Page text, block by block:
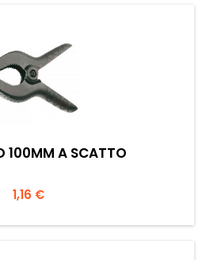
100MM A SCATTO
Prezzo
1,16 €